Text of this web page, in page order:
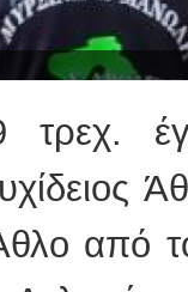
τρεχ.
από